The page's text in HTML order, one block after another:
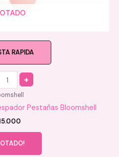
RAPIDA
Pestañas Bloomshell